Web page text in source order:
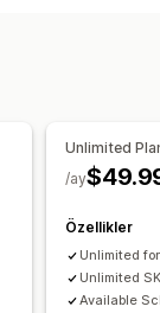
Unlimited
/ay
Özellikler
Unlimited
Unlimited
Available